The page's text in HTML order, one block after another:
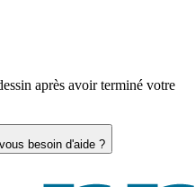
après avoir terminé votre
besoin d'aide ?